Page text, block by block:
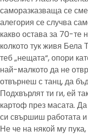
саморазказваща се
алегория се случва
какво остава за 70-те
колкото тук живя Бела
теб „нещата“, опори
най-малкото да не
отвърнеш с танц, да
Подхвърлят ти ги, ей
картоф през масата.
си свършиш работата
Не че на някой му